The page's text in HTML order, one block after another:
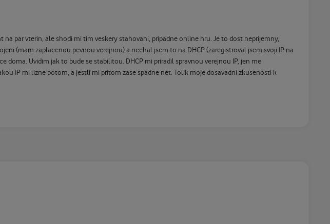
par vterin, ale shodi mi tim veskery stahovani, pripadne online hru. Je to dost neprijemny,
(mam zaplacenou pevnou verejnou) a nechal jsem to na DHCP (zaregistroval jsem svoji IP na
Uvidim jak to bude se stabilitou. DHCP mi priradil spravnou verejnou IP, jen me
IP mi lizne potom, a jestli mi pritom zase spadne net. Tolik moje dosavadni zkusenosti k